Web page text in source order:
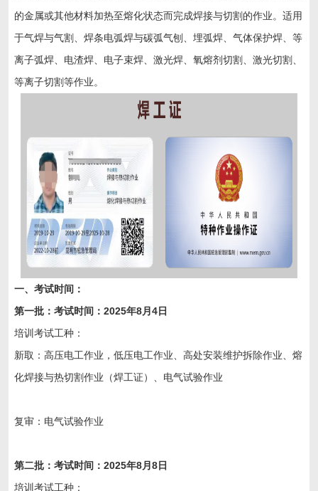
的金属或其他材料加热至熔化状态而完成焊接与切割的作业。适用
于气焊与气割、焊条电弧焊与碳弧气刨、埋弧焊、气体保护焊、等
离子弧焊、电渣焊、电子束焊、激光焊、氧熔剂切割、激光切割、
等离子切割等作业。
一、考试时间：
第一批：考试时间：2025年8月4日
培训考试工种：
新取：高压电工作业，低压电工作业、高处安装维护拆除作业、熔
化焊接与热切割作业（焊工证）、电气试验作业
复审：电气试验作业
第二批：考试时间：2025年8月8日
培训考试工种：